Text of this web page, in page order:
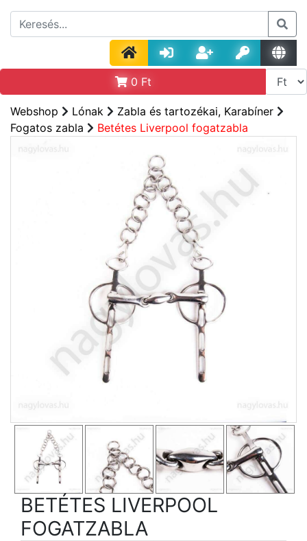
0 Ft
Webshop Lónak
Zabla és tartozékai, Karabíner
Fogatos zabla
Betétes Liverpool fogatzabla
BETÉTES LIVERPOOL
FOGATZABLA